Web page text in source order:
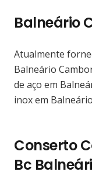
Balneário
Atualmente
Balneário
de aço em
inox em
Conserto
Bc